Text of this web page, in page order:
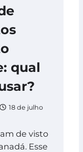
qual
18 de julho
de visto
Esse